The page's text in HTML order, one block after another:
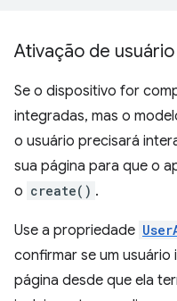
Ativação de usuário
Se o dispositivo for
integradas, mas o
o usuário precisará
sua página para que o
o create() .
Use a propriedade
confirmar se um
página desde que ela